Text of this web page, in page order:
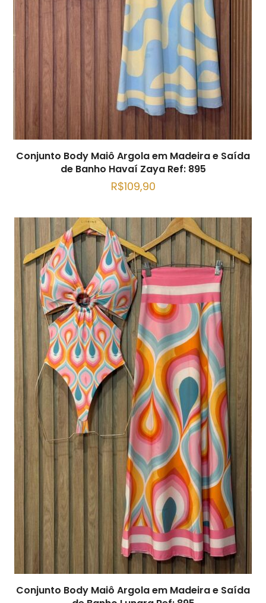
Conjunto Body Maiô Argola em Madeira e Saída
de Banho Havaí Zaya Ref: 895
R$109,90
Conjunto Body Maiô Argola em Madeira e Saída